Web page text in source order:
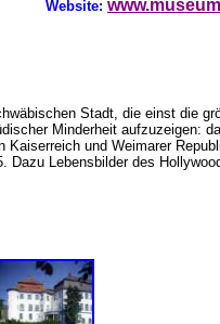
Website:
Stadt, die einst die
Minderheit aufzuzeigen:
und Weimarer
Lebensbilder des